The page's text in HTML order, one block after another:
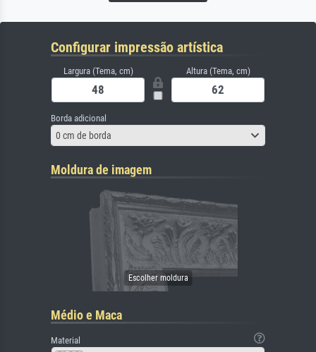
Configurar impressão artística
Largura (Tema, cm) Altura (Tema, cm)
Borda adicional
0 cm de borda
Moldura de imagem
Médio e Maca
Material